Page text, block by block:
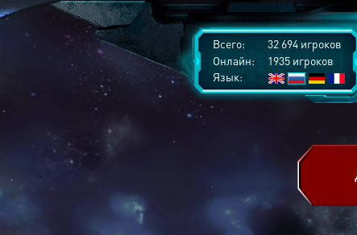
Всего:
32 694 игроков
Онлайн:
1935 игроков
Язык: